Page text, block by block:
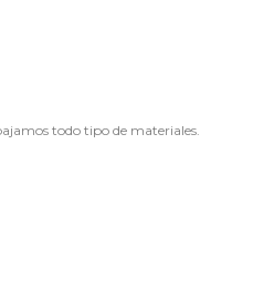
todo tipo de materiales.